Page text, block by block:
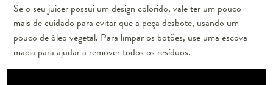
Se o seu juicer possui um design colorido, vale ter um pouco
mais de cuidado para evitar que a peça desbote, usando um
pouco de óleo vegetal. Para limpar os botões, use uma escova
macia para ajudar a remover todos os resíduos.